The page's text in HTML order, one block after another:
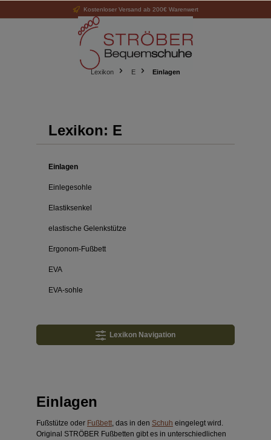
Kostenloser Versand ab 200€ Warenwert
Lexikon E Einlagen
Lexikon: E
Einlagen
Einlegesohle
Elastiksenkel
elastische Gelenkstütze
Ergonom-Fußbett
EVA
EVA-sohle
Lexikon Navigation
Einlagen
Fußstütze oder Fußbett, das in den Schuh eingelegt wird.
Original STRÖBER Fußbetten gibt es in unterschiedlichen